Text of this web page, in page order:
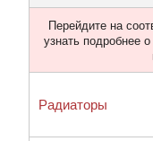
Перейдите на
узнать подробнее
Радиаторы